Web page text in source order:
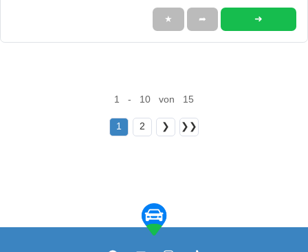
★ ➦ ➜
1 - 10 von 15
1 2 ❯ ❯❯